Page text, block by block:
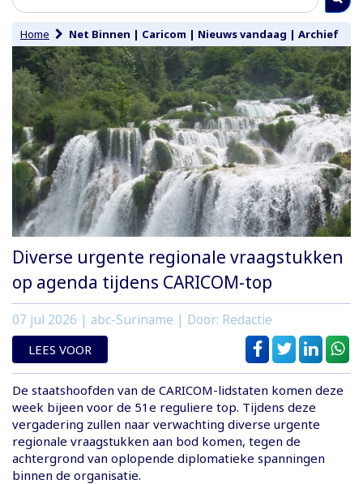
Home Net Binnen | Caricom | Nieuws vandaag | Archief
Diverse urgente regionale vraagstukken
op agenda tijdens CARICOM-top
07 jul 2026 | abc-Suriname | Door: Redactie
LEES VOOR
De staatshoofden van de CARICOM-lidstaten komen deze
week bijeen voor de 51e reguliere top. Tijdens deze
vergadering zullen naar verwachting diverse urgente
regionale vraagstukken aan bod komen, tegen de
achtergrond van oplopende diplomatieke spanningen
binnen de organisatie.